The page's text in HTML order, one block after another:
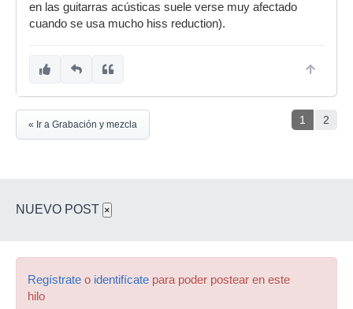
en las guitarras acústicas suele verse muy afectado
cuando se usa mucho hiss reduction).
1 2
« Ir a Grabación y mezcla
NUEVO POST ×
Regístrate o identifícate para poder postear en este
hilo